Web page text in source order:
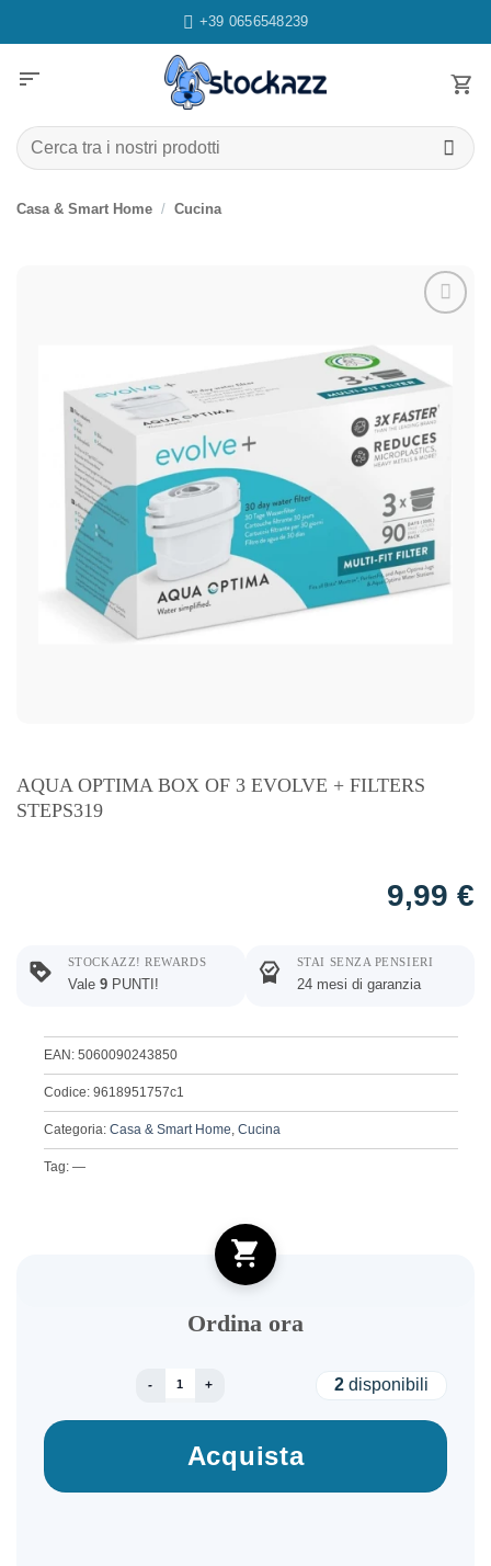
ai
+39 0656548239
sort
Cerca:
Casa & Smart Home / Cucina
dei
desideri
AQUA OPTIMA BOX OF 3 EVOLVE + FILTERS
STEPS319
9,99 €
STOCKAZZ! REWARDS
Vale 9 PUNTI!
STAI SENZA PENSIERI
24 mesi di garanzia
EAN: 5060090243850
Codice: 9618951757c1
Categoria: Casa & Smart Home, Cucina
Tag: —
Ordina ora
AQUA OPTIMA BOX OF 3 EVOLVE + FILTERS
2 disponibili
Acquista